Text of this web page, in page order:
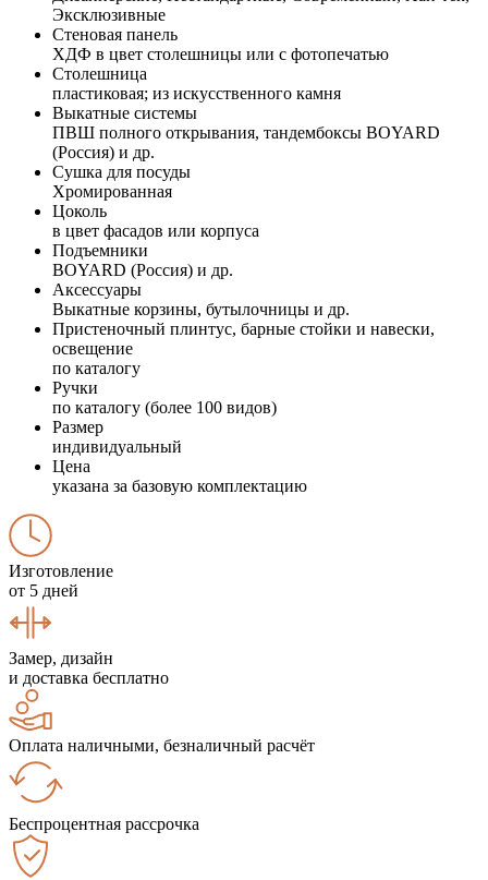
Эксклюзивные
Стеновая панель
ХДФ в цвет столешницы или с фотопечатью
Столешница
пластиковая; из искусственного камня
Выкатные системы
ПВШ полного открывания, тандембоксы BOYARD
(Россия) и др.
Сушка для посуды
Хромированная
Цоколь
в цвет фасадов или корпуса
Подъемники
BOYARD (Россия) и др.
Аксессуары
Выкатные корзины, бутылочницы и др.
Пристеночный плинтус, барные стойки и навески,
освещение
по каталогу
Ручки
по каталогу (более 100 видов)
Размер
индивидуальный
Цена
указана за базовую комплектацию
Изготовление
от 5 дней
Замер, дизайн
и доставка бесплатно
Оплата наличными, безналичный расчёт
Беспроцентная рассрочка